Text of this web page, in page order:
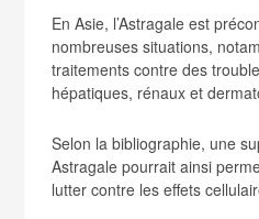
En Asie, l’Astragale est
nombreuses situations,
traitements contre des
hépatiques, rénaux et
Selon la bibliographie, une
Astragale pourrait ainsi
lutter contre les effets